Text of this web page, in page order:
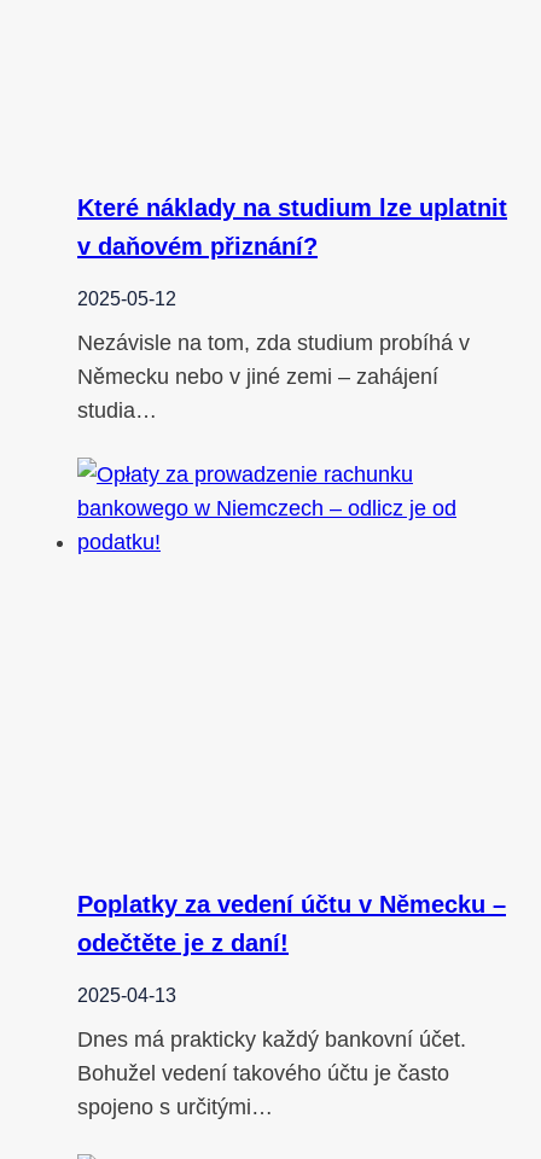
Které náklady na studium lze uplatnit
v daňovém přiznání?
2025-05-12
Nezávisle na tom, zda studium probíhá v
Německu nebo v jiné zemi – zahájení
studia…
Poplatky za vedení účtu v Německu –
odečtěte je z daní!
2025-04-13
Dnes má prakticky každý bankovní účet.
Bohužel vedení takového účtu je často
spojeno s určitými…